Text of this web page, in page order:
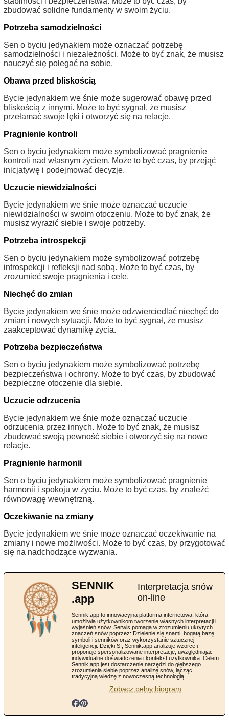
zbudować solidne fundamenty w swoim życiu.
Potrzeba samodzielności
Sen o byciu jedynakiem może oznaczać potrzebę
samodzielności i niezależności. Może to być znak, że musisz
nauczyć się polegać na sobie.
Obawa przed bliskością
Bycie jedynakiem we śnie może sugerować obawę przed
bliskością z innymi. Może to być sygnał, że musisz
przełamać swoje lęki i otworzyć się na relacje.
Pragnienie kontroli
Sen o byciu jedynakiem może symbolizować pragnienie
kontroli nad własnym życiem. Może to być czas, by przejąć
inicjatywę i podejmować decyzje.
Uczucie niewidzialności
Bycie jedynakiem we śnie może oznaczać uczucie
niewidzialności w swoim otoczeniu. Może to być znak, że
musisz wyrazić siebie i swoje potrzeby.
Potrzeba introspekcji
Sen o byciu jedynakiem może symbolizować potrzebę
introspekcji i refleksji nad sobą. Może to być czas, by
zrozumieć swoje pragnienia i cele.
Niechęć do zmian
Bycie jedynakiem we śnie może odzwierciedlać niechęć do
zmian i nowych sytuacji. Może to być sygnał, że musisz
zaakceptować dynamikę życia.
Potrzeba bezpieczeństwa
Sen o byciu jedynakiem może symbolizować potrzebę
bezpieczeństwa i ochrony. Może to być czas, by zbudować
bezpieczne otoczenie dla siebie.
Uczucie odrzucenia
Bycie jedynakiem we śnie może oznaczać uczucie
odrzucenia przez innych. Może to być znak, że musisz
zbudować swoją pewność siebie i otworzyć się na nowe
relacje.
Pragnienie harmonii
Sen o byciu jedynakiem może symbolizować pragnienie
harmonii i spokoju w życiu. Może to być czas, by znaleźć
równowagę wewnętrzną.
Oczekiwanie na zmiany
Bycie jedynakiem we śnie może oznaczać oczekiwanie na
zmiany i nowe możliwości. Może to być czas, by przygotować
się na nadchodzące wyzwania.
SENNIK
.app
Interpretacja snów
on-line
Sennik.app to innowacyjna platforma internetowa, która
umożliwia użytkownikom tworzenie własnych interpretacji i
wyjaśnień snów. Serwis pomaga w zrozumieniu ukrytych
znaczeń snów poprzez: Dzielenie się snami, bogatą bazę
symboli i senników oraz wykorzystanie sztucznej
inteligencji: Dzięki SI, Sennik.app analizuje wzorce i
proponuje spersonalizowane interpretacje, uwzględniając
indywidualne doświadczenia i kontekst użytkownika. Celem
Sennik.app jest dostarczenie narzędzi do głębszego
zrozumienia siebie poprzez analizę snów, łącząc
tradycyjną wiedzę z nowoczesną technologią.
Zobacz pełny biogram